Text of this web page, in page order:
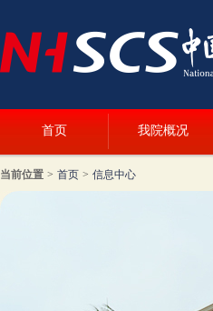
首页 我院概况
当前位置 > 首页 > 信息中心